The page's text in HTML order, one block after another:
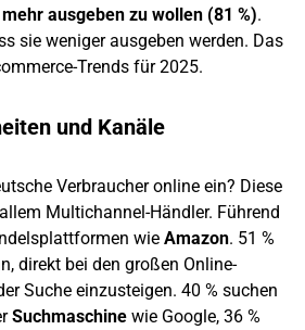
ausgeben zu wollen (81 %).
sie weniger ausgeben werden. Das
Trends für 2025.
und Kanäle
Verbraucher online ein? Diese
Multichannel-Händler. Führend
wie Amazon. 51 %
direkt bei den großen Online-
Suche einzusteigen. 40 % suchen
Suchmaschine wie Google, 36 %